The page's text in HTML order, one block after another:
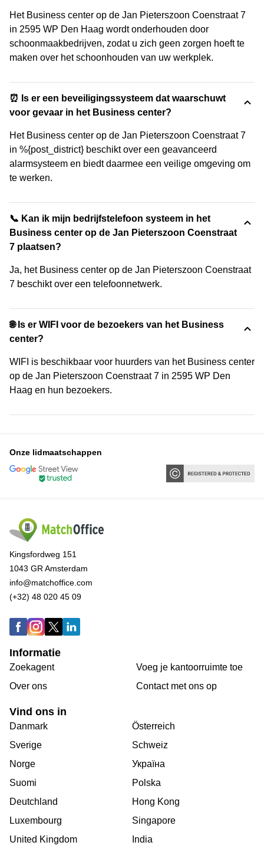
Het Business center op de Jan Pieterszoon Coenstraat 7
in 2595 WP Den Haag wordt onderhouden door
schoonmaakbedrijven, zodat u zich geen zorgen hoeft te
maken over het schoonhouden van uw werkplek.
⏰ Is er een beveiligingssysteem dat waarschuwt
voor gevaar in het Business center?
Het Business center op de Jan Pieterszoon Coenstraat 7
in %{post_district} beschikt over een geavanceerd
alarmsysteem en biedt daarmee een veilige omgeving om
te werken.
📞 Kan ik mijn bedrijfstelefoon systeem in het
Business center op de Jan Pieterszoon Coenstraat
7 plaatsen?
Ja, het Business center op de Jan Pieterszoon Coenstraat
7 beschikt over een telefoonnetwerk.
🌐 Is er WIFI voor de bezoekers van het Business
center?
WIFI is beschikbaar voor huurders van het Business center
op de Jan Pieterszoon Coenstraat 7 in 2595 WP Den
Haag en hun bezoekers.
Onze lidmaatschappen
Kingsfordweg 151
1043 GR Amsterdam
info@matchoffice.com
(+32) 48 020 45 09
Informatie
Zoekagent
Over ons
Voeg je kantoorruimte toe
Сontact met ons op
Vind ons in
Danmark
Sverige
Norge
Suomi
Deutchland
Luxembourg
United Kingdom
Österreich
Schweiz
Україна
Polska
Hong Kong
Singapore
India